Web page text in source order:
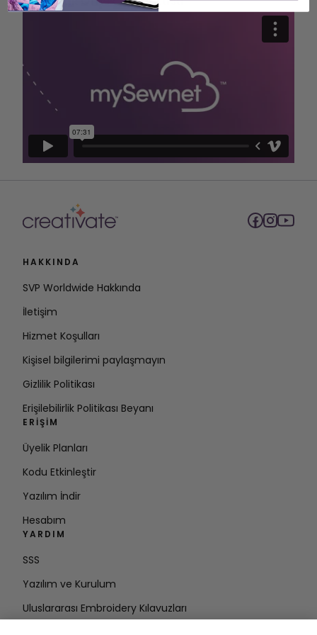
HAKKINDA
SVP Worldwide Hakkında
İletişim
Hizmet Koşulları
Kişisel bilgilerimi paylaşmayın
Gizlilik Politikası
Erişilebilirlik Politikası Beyanı
ERIŞIM
Üyelik Planları
Kodu Etkinleştir
Yazılım İndir
Hesabım
YARDIM
SSS
Yazılım ve Kurulum
Uluslararası Embroidery Kılavuzları